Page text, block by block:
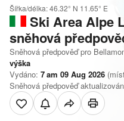
Šířka/délka:46.32° N 11.65° E
Ski Area Alpe
sněhová
Sněhová předpověď pro
výška
Vydáno: 7 am 09 Aug 2026
Sněhová předpověď